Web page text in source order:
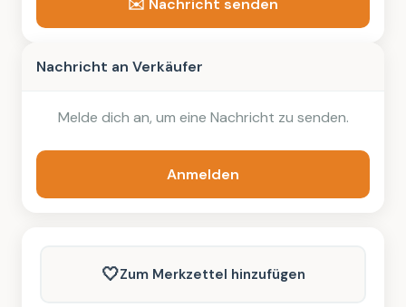
Nachricht an Verkäufer
Melde dich an, um eine Nachricht zu senden.
Anmelden
🤍Zum Merkzettel hinzufügen